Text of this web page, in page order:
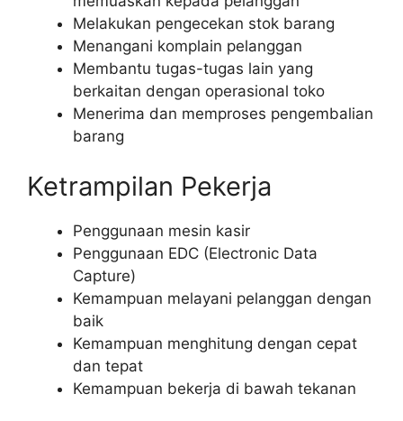
Melakukan pengecekan stok barang
Menangani komplain pelanggan
Membantu tugas-tugas lain yang
berkaitan dengan operasional toko
Menerima dan memproses pengembalian
barang
Ketrampilan Pekerja
Penggunaan mesin kasir
Penggunaan EDC (Electronic Data
Capture)
Kemampuan melayani pelanggan dengan
baik
Kemampuan menghitung dengan cepat
dan tepat
Kemampuan bekerja di bawah tekanan